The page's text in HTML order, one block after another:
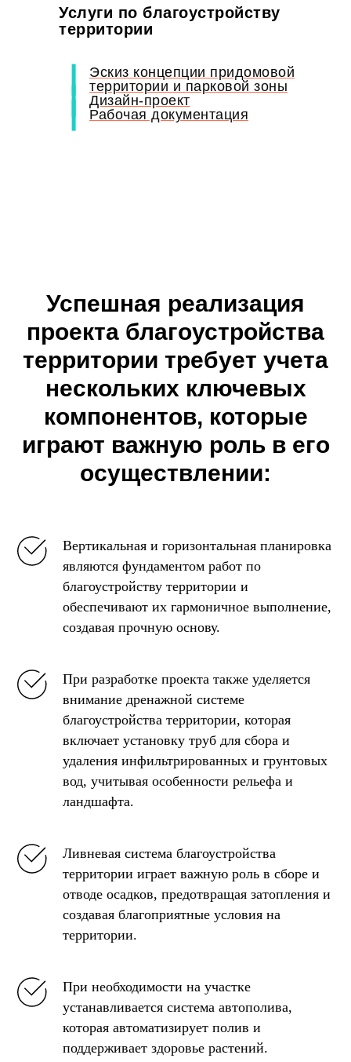
Услуги по благоустройству
территории
Эскиз концепции придомовой
территории и парковой зоны
Дизайн-проект
Рабочая документация
Успешная реализация
проекта благоустройства
территории требует учета
нескольких ключевых
компонентов, которые
играют важную роль в его
осуществлении:
Вертикальная и горизонтальная планировка
являются фундаментом работ по
благоустройству территории и
обеспечивают их гармоничное выполнение,
создавая прочную основу.
При разработке проекта также уделяется
внимание дренажной системе
благоустройства территории, которая
включает установку труб для сбора и
удаления инфильтрированных и грунтовых
вод, учитывая особенности рельефа и
ландшафта.
Ливневая система благоустройства
территории играет важную роль в сборе и
отводе осадков, предотвращая затопления и
создавая благоприятные условия на
территории.
При необходимости на участке
устанавливается система автополива,
которая автоматизирует полив и
поддерживает здоровье растений.